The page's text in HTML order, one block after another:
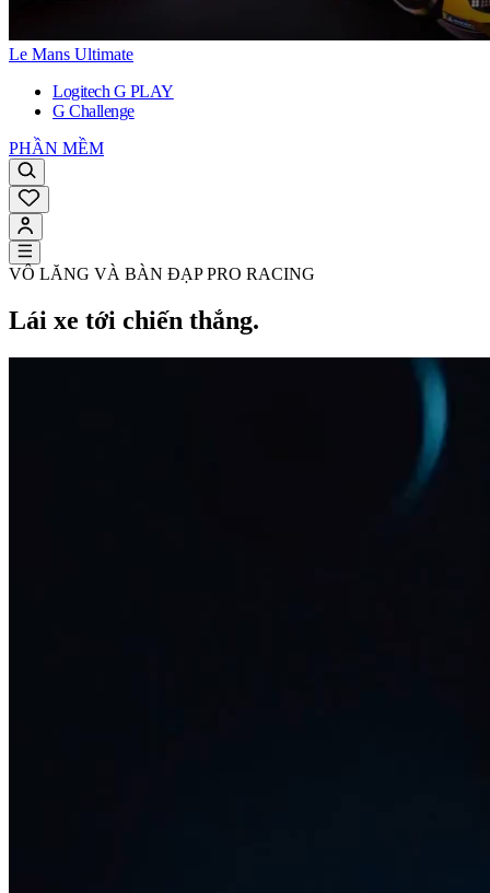
Le Mans Ultimate
Logitech G PLAY
G Challenge
PHẦN MỀM
VÔ LĂNG VÀ BÀN ĐẠP PRO RACING
Lái xe tới chiến thắng.